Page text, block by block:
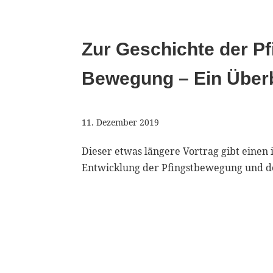
Zur Geschichte der
Bewegung – Ein
11. Dezember 2019
Dieser etwas längere Vortrag gibt
Entwicklung der Pfingstbewegung und